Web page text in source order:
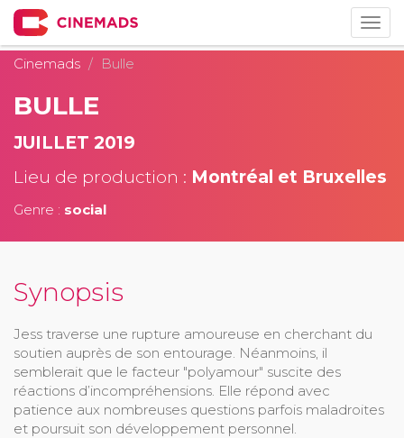
Cinemads
Bulle
BULLE
JUILLET 2019
Lieu de production : Montréal et Bruxelles
Genre : social
Synopsis
Jess traverse une rupture amoureuse en cherchant du
soutien auprès de son entourage. Néanmoins, il
semblerait que le facteur "polyamour" suscite des
réactions d’incompréhensions. Elle répond avec
patience aux nombreuses questions parfois maladroites
et poursuit son développement personnel.